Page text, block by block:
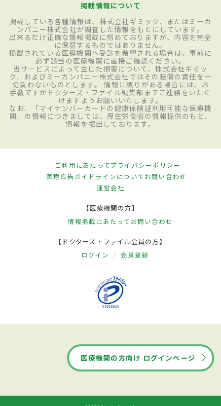
掲載情報について
掲載している各種情報は、株式会社ギミック、またはミーカ
ンパニー株式会社が調査した情報をもとにしています。
出来るだけ正確な情報掲載に努めておりますが、内容を完全
に保証するものではありません。
掲載されている医療機関へ受診を希望される場合は、事前に
必ず該当の医療機関に直接ご確認ください。
当サービスによって生じた損害について、株式会社ギミッ
ク、およびミーカンパニー株式会社ではその賠償の責任を一
切負わないものとします。 情報に誤りがある場合には、お
手数ですがドクターズ・ファイル編集部までご連絡をいただ
けますようお願いいたします。
なお、「マイナンバーカードの健康保険証利用可能な医療機
関」の情報につきましては、厚生労働省の情報提供のもと、
情報を掲出しております。
ご利用にあたってプライバシーポリシー
医療広告ガイドラインについてお問い合わせ
運営会社
【医療機関の方】
情報掲載にあたって お問い合わせ
【ドクターズ・ファイル会員の方】
ログイン 会員登録
医療機関の方向け ログインページ